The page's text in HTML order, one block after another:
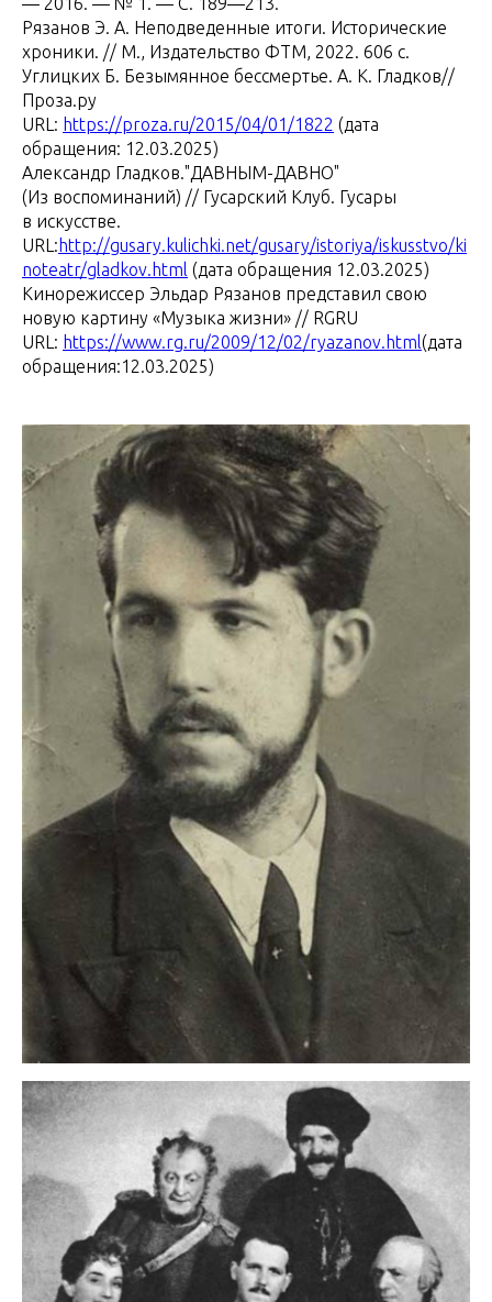
Рязанов Э. А. Неподведенные итоги. Исторические
хроники. // М., Издательство ФТМ, 2022. 606 с.
Углицких Б. Безымянное бессмертье. А. К. Гладков//
Проза.ру
URL: https://proza.ru/2015/04/01/1822 (дата
обращения: 12.03.2025)
Александр Гладков."ДАВНЫМ-ДАВНО"
(Из воспоминаний) // Гусарский Клуб. Гусары
в искусстве.
URL: http://gusary.kulichki.net/gusary/istoriya/iskusstvo/ki
noteatr/gladkov.html (дата обращения 12.03.2025)
Кинорежиссер Эльдар Рязанов представил свою
новую картину «Музыка жизни» // RGRU
URL: https://www.rg.ru/2009/12/02/ryazanov.html(дата
обращения:12.03.2025)